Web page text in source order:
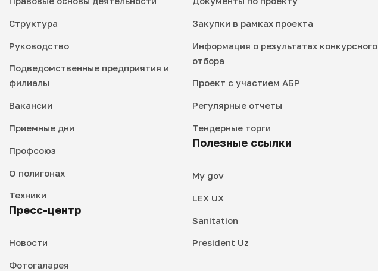
Структура
Руководство
Подведомственные предприятия и
филиалы
Вакансии
Приемные дни
Профсоюз
О полигонах
Техники
Пресс-центр
Новости
Фотогаларея
Закупки в рамках проекта
Информация о результатах конкурсного
отбора
Проект с участием АБР
Регулярные отчеты
Тендерные торги
Полезные ссылки
My gov
LEX UX
Sanitation
President Uz